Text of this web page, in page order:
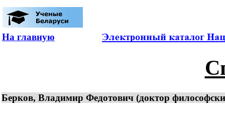
На главную
Берков, Владимир Федотович (доктор